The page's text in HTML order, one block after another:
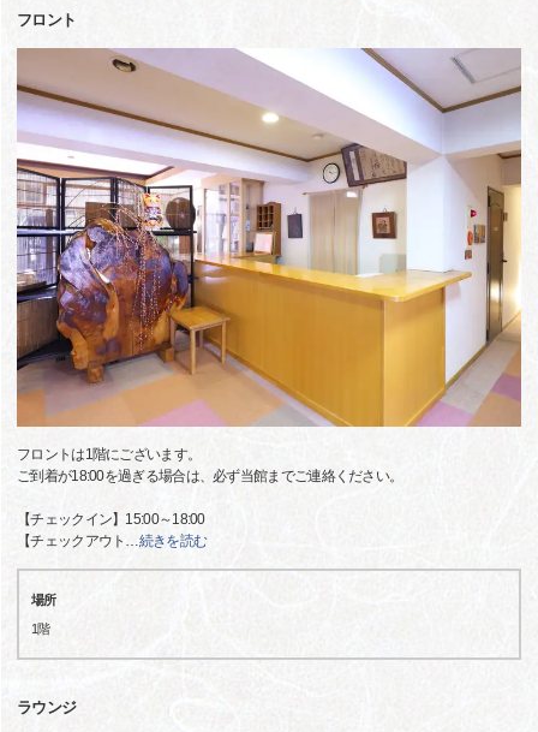
フロント
フロントは1階にございます。
ご到着が18:00を過ぎる場合は、必ず当館までご連絡ください。
【チェックイン】15:00～18:00
【チェックアウト …続きを読む
場所
1階
ラウンジ